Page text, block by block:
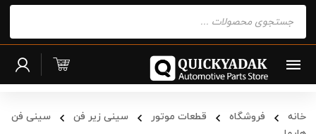
search
خانه فروشگاه قطعات موتور سینی زیر فن
سینی فن